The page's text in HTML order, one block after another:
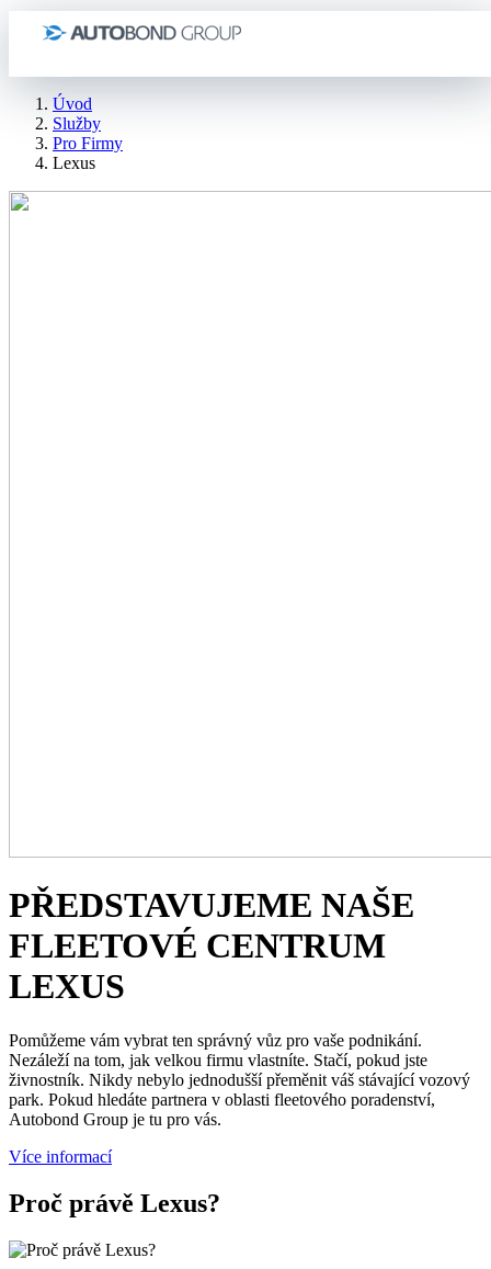
Úvod
Služby
Pro Firmy
Lexus
PŘEDSTAVUJEME NAŠE
FLEETOVÉ CENTRUM
LEXUS
Pomůžeme vám vybrat ten správný vůz pro vaše podnikání.
Nezáleží na tom, jak velkou firmu vlastníte. Stačí, pokud jste
živnostník. Nikdy nebylo jednodušší přeměnit váš stávající vozový
park. Pokud hledáte partnera v oblasti fleetového poradenství,
Autobond Group je tu pro vás.
Více informací
Proč právě Lexus?